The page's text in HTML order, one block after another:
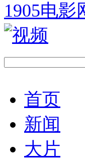
1905电影
首页
新闻
大片